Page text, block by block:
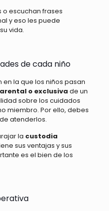
o escuchan frases
y eso les puede
vida.
de cada niño
la que los niños pasan
o exclusiva de un
sobre los cuidados
miembro. Por ello, debes
atenderlos.
la custodia
sus ventajas y sus
es el bien de los